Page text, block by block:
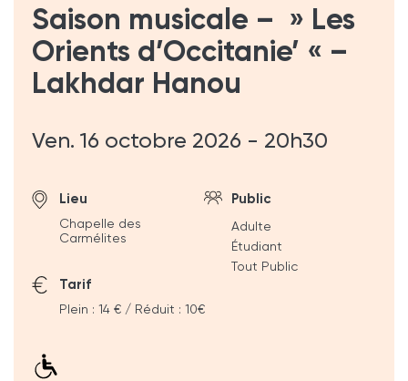
Saison musicale – » Les
Orients d’Occitanie’ « –
Lakhdar Hanou
Ven. 16 octobre 2026 - 20h30
Lieu
Chapelle des
Carmélites
Public
Adulte
Étudiant
Tout Public
Tarif
Plein : 14 € / Réduit : 10€